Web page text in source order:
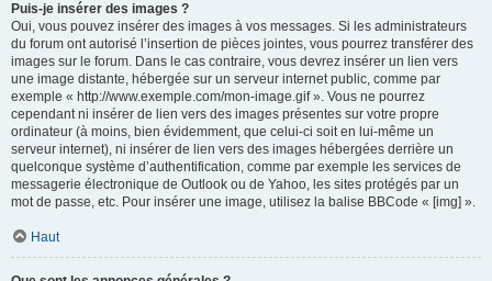
Puis-je insérer des images ?
Oui, vous pouvez insérer des images à vos messages. Si les administrateurs
du forum ont autorisé l’insertion de pièces jointes, vous pourrez transférer des
images sur le forum. Dans le cas contraire, vous devrez insérer un lien vers
une image distante, hébergée sur un serveur internet public, comme par
exemple « http://www.exemple.com/mon-image.gif ». Vous ne pourrez
cependant ni insérer de lien vers des images présentes sur votre propre
ordinateur (à moins, bien évidemment, que celui-ci soit en lui-même un
serveur internet), ni insérer de lien vers des images hébergées derrière un
quelconque système d’authentification, comme par exemple les services de
messagerie électronique de Outlook ou de Yahoo, les sites protégés par un
mot de passe, etc. Pour insérer une image, utilisez la balise BBCode « [img] ».
Haut